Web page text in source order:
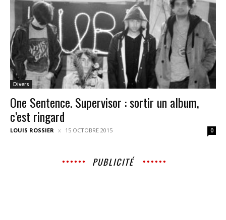
Divers
One Sentence. Supervisor : sortir un album,
c’est ringard
LOUIS ROSSIER 15 OCTOBRE 2015 0
PUBLICITÉ